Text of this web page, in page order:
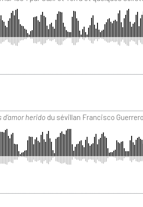
d’amor herido du sévillan Francisco